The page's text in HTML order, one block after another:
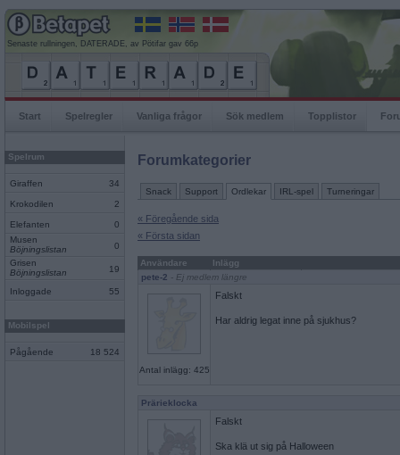
Senaste rullningen, DATERADE, av Pötifar gav 66p
Start Spelregler Vanliga frågor Sök medlem Topplistor
Spelrum
Giraffen 34
Krokodilen 2
Elefanten
0
Musen
Böjningslistan
0
Grisen
Böjningslistan
19
Inloggade 55
Mobilspel
Pågående 18 524
Forumkategorier
Snack Support Ordlekar IRL-spel Turneringar
« Föregående sida
« Första sidan
Användare
Inlägg
pete-2 - Ej medlem längre
Antal inlägg: 425
Falskt
Har aldrig legat inne på sjukhus?
Prärieklocka
Falskt
Ska klä ut sig på Halloween